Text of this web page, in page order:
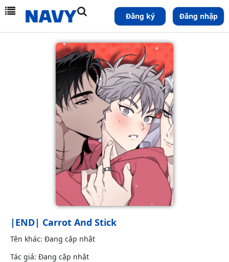
Đăng ký Đăng nhập
|END| Carrot And Stick
Tên khác: Đang cập nhật
Tác giả: Đang cập nhật